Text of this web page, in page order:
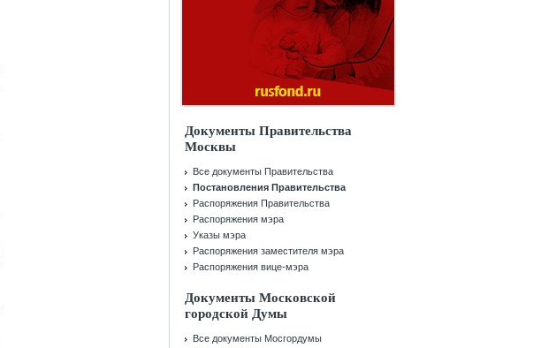
Документы Правительства
Москвы
Все документы Правительства
Постановления Правительства
Распоряжения Правительства
Распоряжения мэра
Указы мэра
Распоряжения заместителя мэра
Распоряжения вице-мэра
Документы Московской
городской Думы
Все документы Мосгордумы